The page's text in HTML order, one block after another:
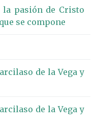
pasión de Cristo
se compone
de la Vega y
de la Vega y